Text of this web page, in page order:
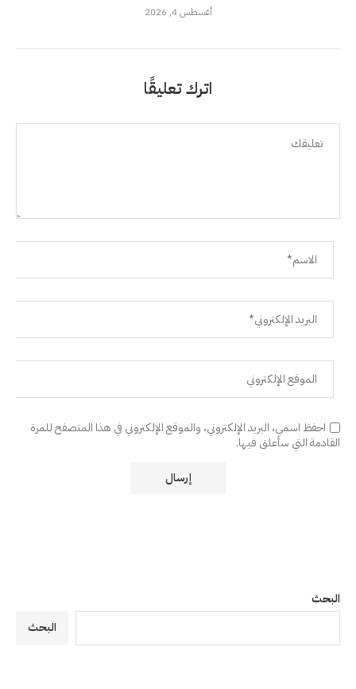
أغسطس 4, 2026
اترك تعليقًا
احفظ اسمي، البريد الإلكتروني، والموقع الإلكتروني في هذا المتصفح للمرة
القادمة التي سأعلق فيها.
البحث
البحث